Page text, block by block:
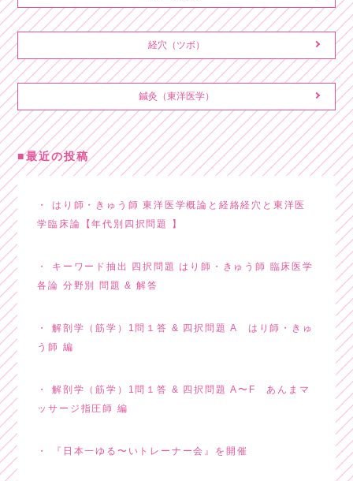
経穴（ツボ）
鍼灸（東洋医学）
最近の投稿
はり師・きゅう師 東洋医学概論と経絡経穴と東洋医
学臨床論【年代別四択問題 】
キーワード抽出 四択問題 はり師・きゅう師 臨床医学
各論 分野別 問題 & 解答
解剖学（筋学）1問１答 & 四択問題 A はり師・きゅ
う師 編
解剖学（筋学）1問１答 & 四択問題 A〜F あんまマ
ッサージ指圧師 編
『日本一ゆる〜いトレーナー会』を開催